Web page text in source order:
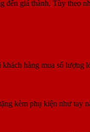
giá thành. Tùy theo
hàng mua số lượng
kèm phụ kiện như